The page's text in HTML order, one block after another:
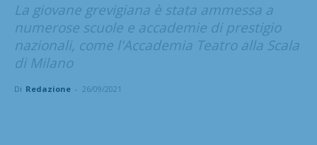
La giovane grevigiana è stata ammessa a
numerose scuole e accademie di prestigio
nazionali, come l'Accademia Teatro alla Scala
di Milano
Di Redazione - 26/09/2021